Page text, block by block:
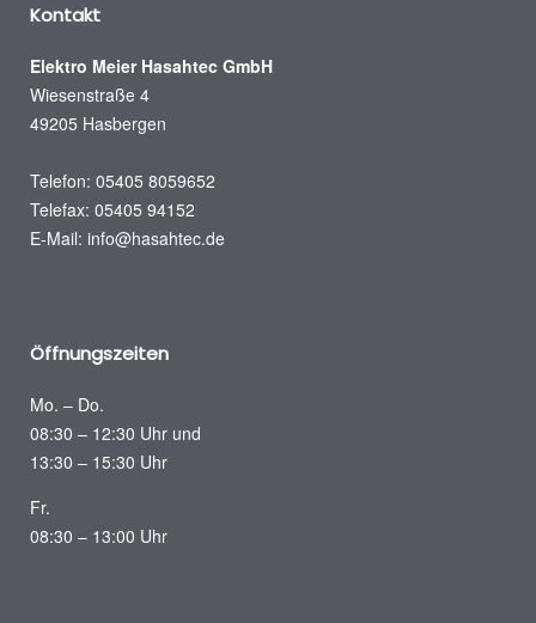
Kontakt
Elektro Meier Hasahtec GmbH
Wiesenstraße 4
49205 Hasbergen
Telefon: 05405 8059652
Telefax: 05405 94152
E-Mail: info@hasahtec.de
Öffnungszeiten
Mo. – Do.
08:30 – 12:30 Uhr und
13:30 – 15:30 Uhr
Fr.
08:30 – 13:00 Uhr